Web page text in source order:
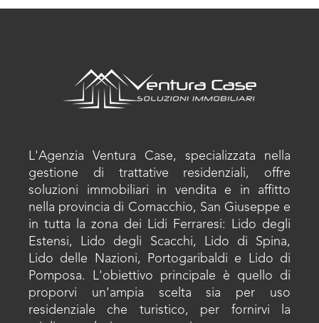
L'Agenzia Ventura Case, specializzata nella
gestione di trattative residenziali, offre
soluzioni immobiliari in vendita e in affitto
nella provincia di Comacchio, San Giuseppe e
in tutta la zona dei Lidi Ferraresi: Lido degli
Estensi, Lido degli Scacchi, Lido di Spina,
Lido delle Nazioni, Portogaribaldi e Lido di
Pomposa. L'obiettivo principale è quello di
proporvi un'ampia scelta sia per uso
residenziale che turistico, per fornirvi la